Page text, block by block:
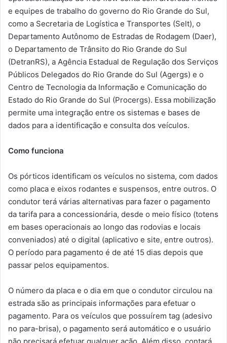
e equipes de trabalho do governo do Rio Grande do Sul,
como a Secretaria de Logística e Transportes (Selt), o
Departamento Autônomo de Estradas de Rodagem (Daer),
o Departamento de Trânsito do Rio Grande do Sul
(DetranRS), a Agência Estadual de Regulação dos Serviços
Públicos Delegados do Rio Grande do Sul (Agergs) e o
Centro de Tecnologia da Informação e Comunicação do
Estado do Rio Grande do Sul (Procergs). Essa mobilização
permite uma integração entre os sistemas e bases de
dados para a identificação e consulta dos veículos.
Como funciona
Os pórticos identificam os veículos no sistema, com dados
como placa e eixos rodantes e suspensos, entre outros. O
condutor terá várias alternativas para fazer o pagamento
da tarifa para a concessionária, desde o meio físico (totens
em bases operacionais ao longo das rodovias e locais
conveniados) até o digital (aplicativo e site, entre outros).
O período para pagamento é de até 15 dias depois que
passar pelos equipamentos.
O número da placa e o dia em que o condutor circulou na
estrada são as principais informações para efetuar o
pagamento. Para os veículos que possuírem tag (adesivo
no para-brisa), o pagamento será automático e o usuário